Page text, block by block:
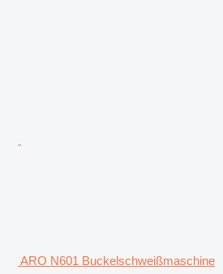
ARO N601 Buckelschweißmaschine